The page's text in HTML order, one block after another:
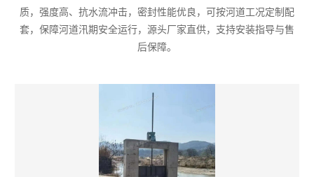
质，强度高、抗水流冲击，密封性能优良，可按河道工况定制配
套，保障河道汛期安全运行，源头厂家直供，支持安装指导与售
后保障。